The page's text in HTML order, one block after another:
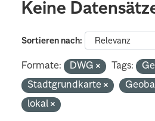
Keine
Sortieren nach
Formate: DWG Tags:
Stadtgrundkarte
lokal